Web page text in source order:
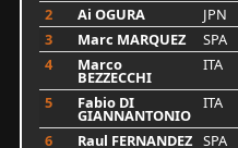
2
Ai OGURA JPN
3
Marc MARQUEZ SPA
4
Marco
BEZZECCHI
ITA
5
Fabio DI
GIANNANTONIO
ITA
6
Raul FERNANDEZ SPA